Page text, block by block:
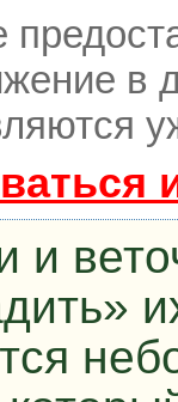
в
и